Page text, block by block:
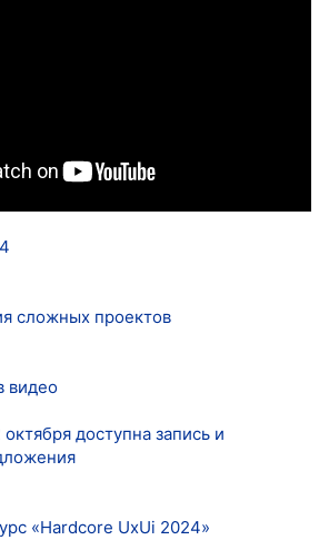
сложных проектов
видео
доступна запись и
«Hardcore UxUi 2024»